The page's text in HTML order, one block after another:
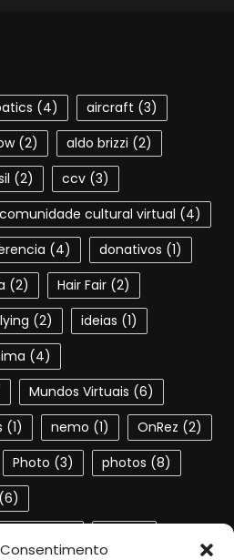
(4) aircraft (3)
(2) aldo brizzi (2)
(2) ccv(3)
comunidade cultural virtual (4)
(4) donativos (1)
(2) Hair Fair(2)
(2) ideias (1)
(4)
Mundos Virtuais (6)
(1) nemo (1) OnRez (2)
Photo (3) photos (8)
(6)